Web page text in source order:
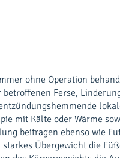
ohne Operation
Ferse,
mit Kälte oder Wärme
beitragen ebenso wie
Übergewicht die